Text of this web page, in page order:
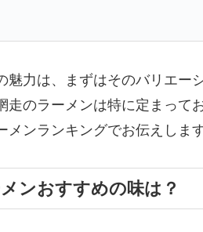
魅力は、まずはそのバリエー
走のラーメンは特に定まって
メンランキングでお伝えしま
ンおすすめの味は？